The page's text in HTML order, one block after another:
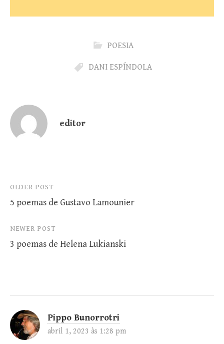
POESIA
DANI ESPÍNDOLA
editor
Post
navigation
OLDER POST
5 poemas de Gustavo Lamounier
NEWER POST
3 poemas de Helena Lukianski
Pippo Bunorrotri
abril 1, 2023 às 1:28 pm